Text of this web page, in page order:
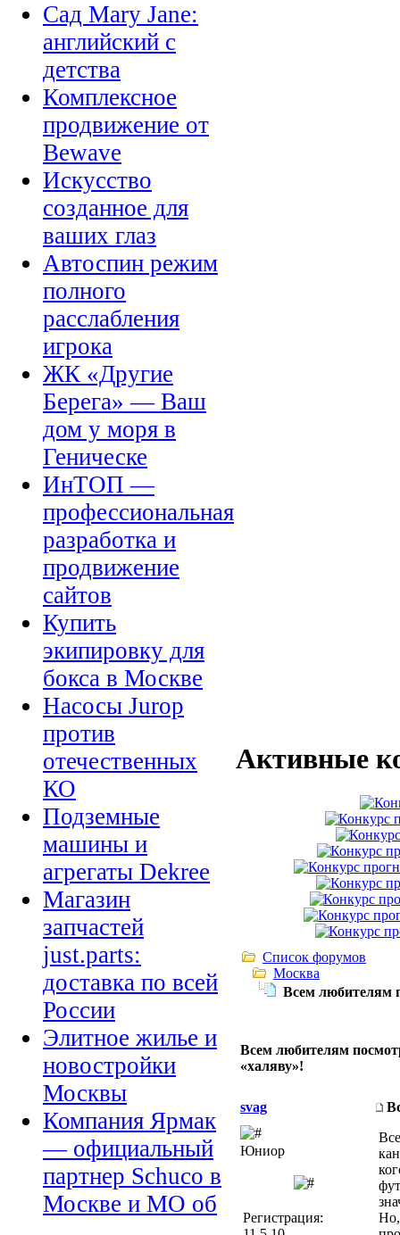
Сад Mary Jane:
английский с
детства
Комплексное
продвижение от
Bewave
Искусство
созданное для
ваших глаз
Автоспин режим
полного
расслабления
игрока
ЖК «Другие
Берега» — Ваш
дом у моря в
Геническе
ИнТОП —
профессиональная
разработка и
продвижение
сайтов
Купить
экипировку для
бокса в Москве
Насосы Jurop
против
отечественных
КО
Подземные
машины и
агрегаты Dekree
Магазин
запчастей
just.parts:
доставка по всей
России
Элитное жилье и
новостройки
Москвы
Компания Ярмак
— официальный
партнер Schuco в
Москве и МО об
Активные
Список форумов
Москва
Всем любителям
Всем любителям
«халяву»!
svag
Юниор
Регистрация: